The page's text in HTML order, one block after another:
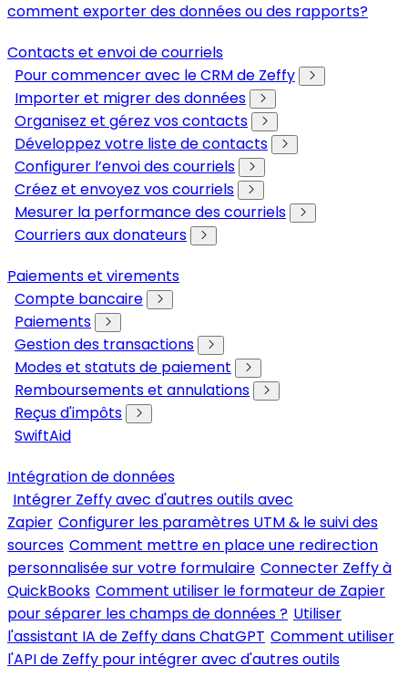
comment exporter des données ou des rapports?
Contacts et envoi de courriels
Pour commencer avec le CRM de Zeffy
Importer et migrer des données
Organisez et gérez vos contacts
Développez votre liste de contacts
Configurer l’envoi des courriels
Créez et envoyez vos courriels
Mesurer la performance des courriels
Courriers aux donateurs
Paiements et virements
Compte bancaire
Paiements
Gestion des transactions
Modes et statuts de paiement
Remboursements et annulations
Reçus d'impôts
SwiftAid
Intégration de données
Intégrer Zeffy avec d'autres outils avec
Zapier Configurer les paramètres UTM & le suivi des
sources Comment mettre en place une redirection
personnalisée sur votre formulaire Connecter Zeffy à
QuickBooks Comment utiliser le formateur de Zapier
pour séparer les champs de données ? Utiliser
l'assistant IA de Zeffy dans ChatGPT Comment utiliser
l'API de Zeffy pour intégrer avec d'autres outils